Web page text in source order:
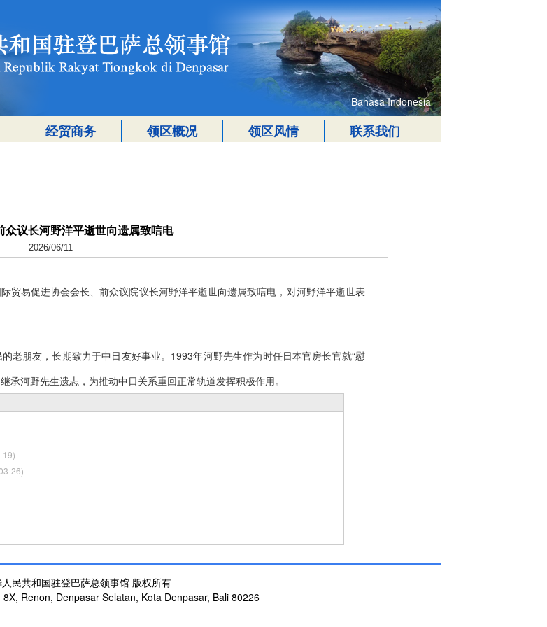
Bahasa Indonesia
经贸商务 领区概况 领区风情 联系我们
众议长河野洋平逝世向遗属致唁电
2026/06/11
贸易促进协会会长、前众议院议长河野洋平逝世向遗属致唁电，对河野洋平逝世表
老朋友，长期致力于中日友好事业。1993年河野先生作为时任日本官房长官就“慰
承河野先生遗志，为推动中日关系重回正常轨道发挥积极作用。
19)
26)
民共和国驻登巴萨总领事馆 版权所有
Renon, Denpasar Selatan, Kota Denpasar, Bali 80226